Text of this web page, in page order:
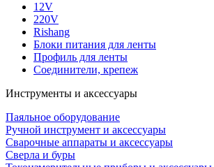
12V
220V
Rishang
Блоки питания для ленты
Профиль для ленты
Соединители, крепеж
Инструменты и аксессуары
Паяльное оборудование
Ручной инструмент и аксессуары
Сварочные аппараты и аксессуары
Сверла и буры